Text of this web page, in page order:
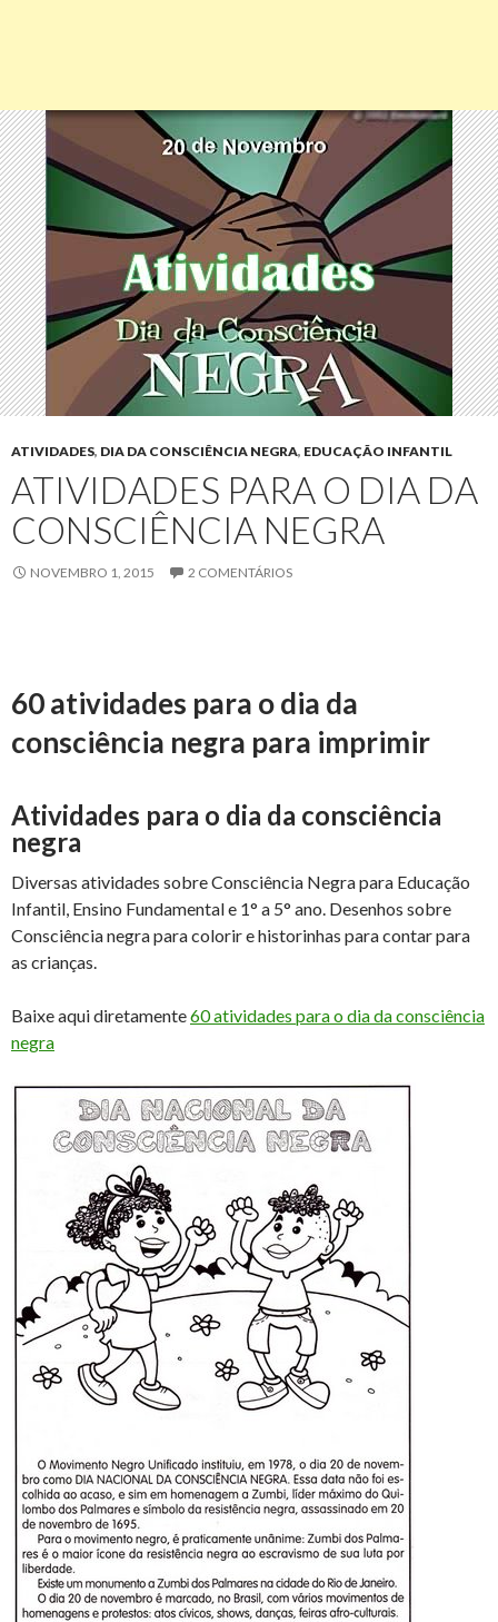
ATIVIDADES, DIA DA CONSCIÊNCIA NEGRA, EDUCAÇÃO INFANTIL
ATIVIDADES PARA O DIA DA
CONSCIÊNCIA NEGRA
NOVEMBRO 1, 2015 2 COMENTÁRIOS
60 atividades para o dia da
consciência negra para imprimir
Atividades para o dia da consciência
negra
Diversas atividades sobre Consciência Negra para Educação
Infantil, Ensino Fundamental e 1° a 5° ano. Desenhos sobre
Consciência negra para colorir e historinhas para contar para
as crianças.
Baixe aqui diretamente60 atividades para o dia da consciência
negra